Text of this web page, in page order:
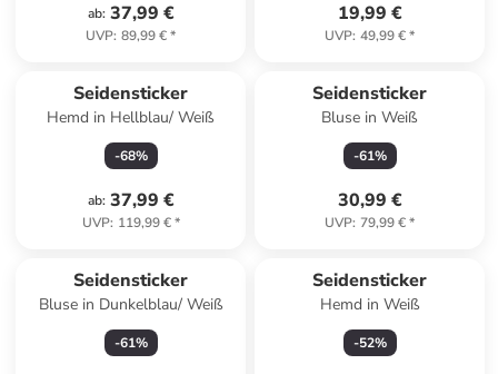
ab: 37,99 €
UVP: 89,99 €*
19,99 €
UVP: 49,99 €*
Seidensticker
Hemd in Hellblau/ Weiß
-68%
ab: 37,99 €
UVP: 119,99 €*
Seidensticker
Bluse in Weiß
-61%
30,99 €
UVP: 79,99 €*
Seidensticker
Bluse in Dunkelblau/ Weiß
-61%
Seidensticker
Hemd in Weiß
-52%